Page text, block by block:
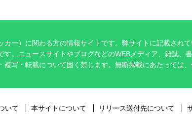
ー）に関わる方の情報サイトです。弊サイトに記載され
。ニュースサイトやブログなどのWEBメディア、雑誌、
写・転載について固く禁じます。無断掲載にあたっては
いて 本サイトについて リリース送付先について